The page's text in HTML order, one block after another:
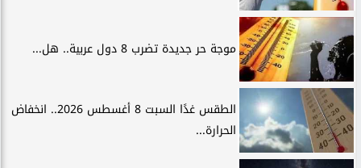
موجة حر جديدة تضرب 8 دول عربية.. هل...
الطقس غدًا السبت 8 أغسطس 2026.. انخفاض
الحرارة...